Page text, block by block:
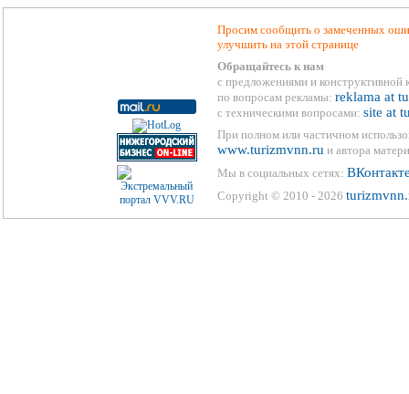
Просим сообщить о замеченных
улучшить на этой странице
Обращайтесь к нам
с предложениями и конструктивной
по вопросам рекламы: reklama at
с техническими вопросами: site at
При полном или частичном
www.turizmvnn.ru и автора
Мы в социальных сетях:
Copyright © 2010 - 2026